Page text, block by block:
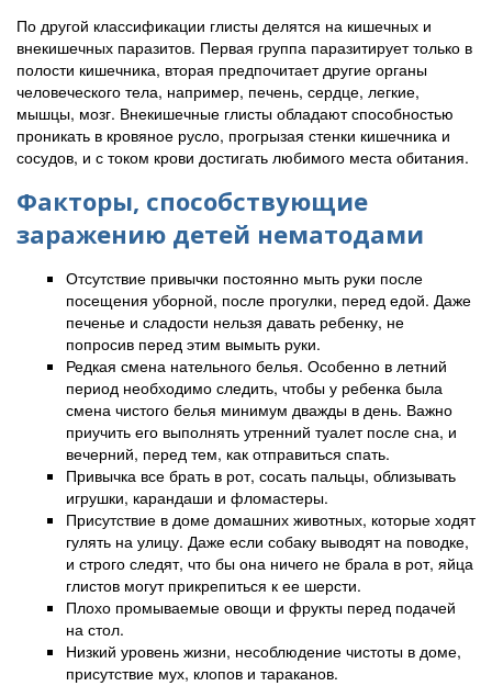
По другой классификации глисты делятся на кишечных и
внекишечных паразитов. Первая группа паразитирует только в
полости кишечника, вторая предпочитает другие органы
человеческого тела, например, печень, сердце, легкие,
мышцы, мозг. Внекишечные глисты обладают способностью
проникать в кровяное русло, прогрызая стенки кишечника и
сосудов, и с током крови достигать любимого места обитания.
Факторы, способствующие
заражению детей нематодами
Отсутствие привычки постоянно мыть руки после
посещения уборной, после прогулки, перед едой. Даже
печенье и сладости нельзя давать ребенку, не
попросив перед этим вымыть руки.
Редкая смена нательного белья. Особенно в летний
период необходимо следить, чтобы у ребенка была
смена чистого белья минимум дважды в день. Важно
приучить его выполнять утренний туалет после сна, и
вечерний, перед тем, как отправиться спать.
Привычка все брать в рот, сосать пальцы, облизывать
игрушки, карандаши и фломастеры.
Присутствие в доме домашних животных, которые ходят
гулять на улицу. Даже если собаку выводят на поводке,
и строго следят, что бы она ничего не брала в рот, яйца
глистов могут прикрепиться к ее шерсти.
Плохо промываемые овощи и фрукты перед подачей
на стол.
Низкий уровень жизни, несоблюдение чистоты в доме,
присутствие мух, клопов и тараканов.